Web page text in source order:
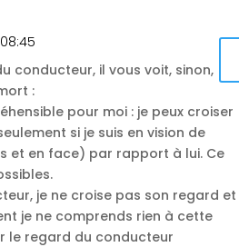
conducteur, il vous voit, sinon,
:
pour moi : je peux croiser
si je suis en vision de
et en face) par rapport à lui. Ce
je ne croise pas son regard et
je ne comprends rien à cette
le regard du conducteur